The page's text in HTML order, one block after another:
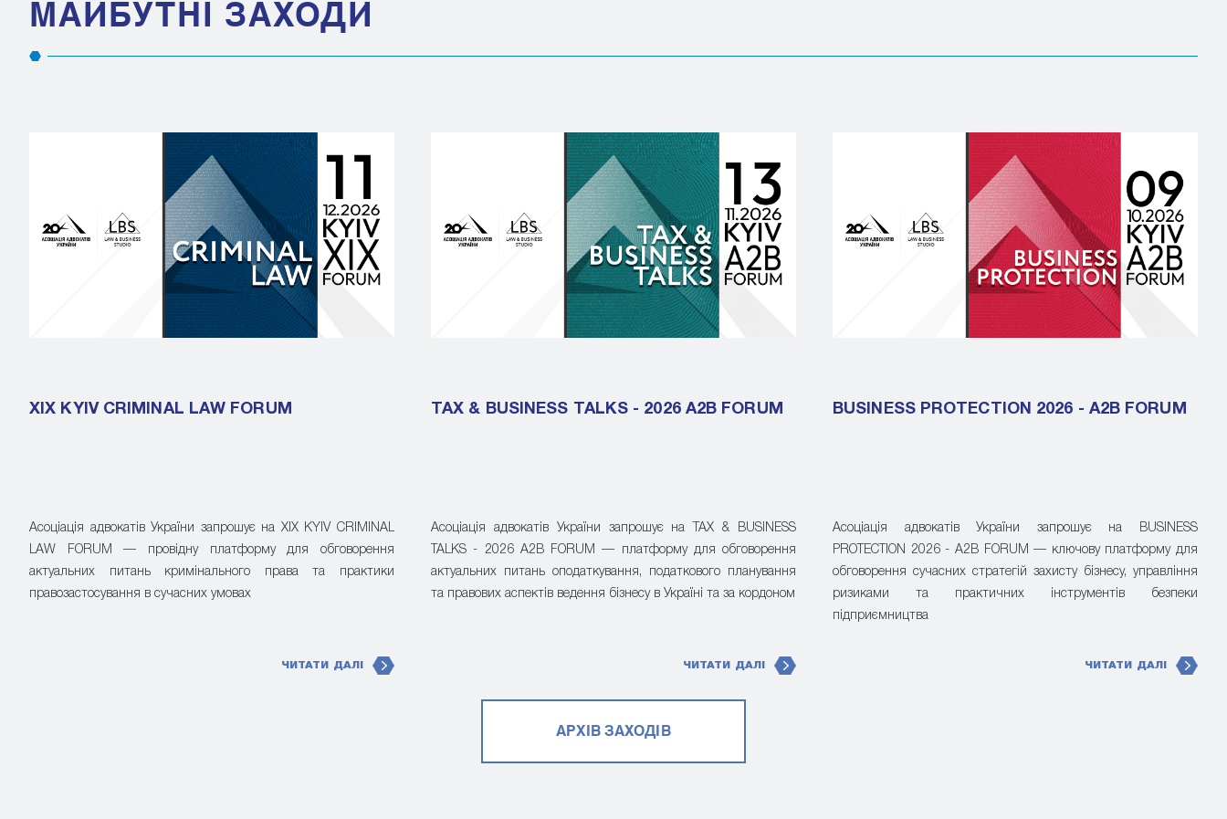
МАЙБУТНІ ЗАХОДИ
XIX KYIV CRIMINAL LAW FORUM
Асоціація адвокатів України запрошує на XIX KYIV CRIMINAL
LAW FORUM — провідну платформу для обговорення
актуальних питань кримінального права та практики
правозастосування в сучасних умовах
ЧИТАТИ ДАЛІ
TAX & BUSINESS TALKS - 2026 A2B FORUM
Асоціація адвокатів України запрошує на TAX & BUSINESS
TALKS - 2026 A2B FORUM — платформу для обговорення
актуальних питань оподаткування, податкового планування
та правових аспектів ведення бізнесу в Україні та за кордоном
ЧИТАТИ ДАЛІ
BUSINESS PROTECTION 2026 - A2B FORUM
Асоціація адвокатів України запрошує на BUSINESS
PROTECTION 2026 - A2B FORUM — ключову платформу для
обговорення сучасних стратегій захисту бізнесу, управління
ризиками та практичних інструментів безпеки
підприємництва
ЧИТАТИ ДАЛІ
АРХІВ ЗАХОДІВ